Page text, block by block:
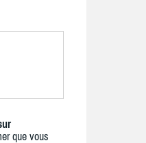
que vous